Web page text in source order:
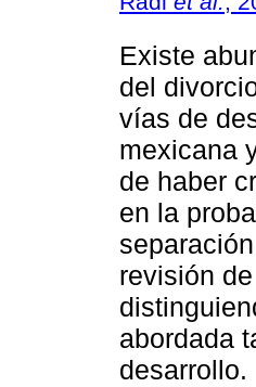
Existe
del
vías de
mexicana
de haber
en la
revisión
abordada
desarrollo.